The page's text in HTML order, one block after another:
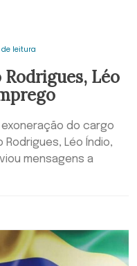
leitura
Léo
do cargo
Léo Índio,
mensagens a